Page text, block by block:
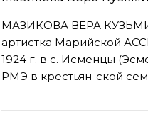
МАЗИКОВА ВЕРА
артистка Марийской
1924 г. в с. Исменцы
РМЭ в крестьян-ской